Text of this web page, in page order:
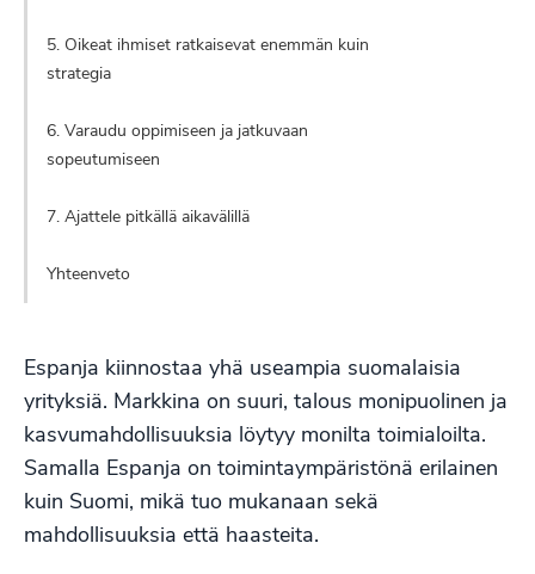
5. Oikeat ihmiset ratkaisevat enemmän kuin
strategia
6. Varaudu oppimiseen ja jatkuvaan
sopeutumiseen
7. Ajattele pitkällä aikavälillä
Yhteenveto
Espanja kiinnostaa yhä useampia suomalaisia
yrityksiä. Markkina on suuri, talous monipuolinen ja
kasvumahdollisuuksia löytyy monilta toimialoilta.
Samalla Espanja on toimintaympäristönä erilainen
kuin Suomi, mikä tuo mukanaan sekä
mahdollisuuksia että haasteita.